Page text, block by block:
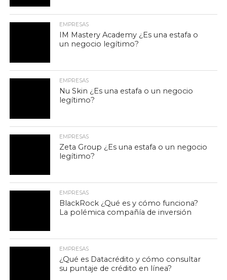
EMPRESAS
IM Mastery Academy ¿Es una estafa o
un negocio legítimo?
EMPRESAS
Nu Skin ¿Es una estafa o un negocio
legítimo?
EMPRESAS
Zeta Group ¿Es una estafa o un negocio
legítimo?
EMPRESAS
BlackRock ¿Qué es y cómo funciona?
La polémica compañía de inversión
EMPRESAS
¿Qué es Datacrédito y cómo consultar
su puntaje de crédito en línea?